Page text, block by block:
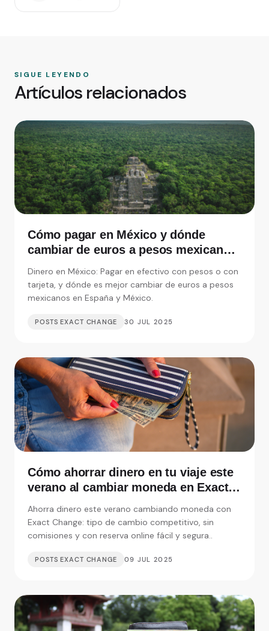
SIGUE LEYENDO
Artículos relacionados
Cómo pagar en México y dónde
cambiar de euros a pesos mexicanos
en España
Dinero en México: Pagar en efectivo con pesos o con
tarjeta, y dónde es mejor cambiar de euros a pesos
mexicanos en España y México.
POSTS EXACT CHANGE 30 JUL 2025
Cómo ahorrar dinero en tu viaje este
verano al cambiar moneda en Exact
Ahorra dinero este verano cambiando moneda con
Exact Change: tipo de cambio competitivo, sin
comisiones y con reserva online fácil y segura..
POSTS EXACT CHANGE 09 JUL 2025